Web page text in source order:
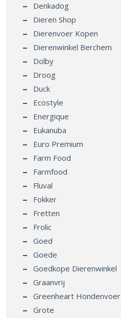
Denkadog
Dieren Shop
Dierenvoer Kopen
Dierenwinkel Berchem
Dolby
Droog
Duck
Ecostyle
Energique
Eukanuba
Euro Premium
Farm Food
Farmfood
Fluval
Fokker
Fretten
Frolic
Goed
Goede
Goedkope Dierenwinkel
Graanvrij
Greenheart Hondenvoer
Grote